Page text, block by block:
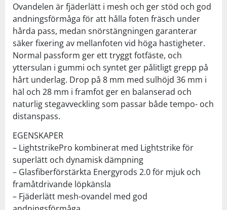
Ovandelen är fjäderlätt i mesh och ger stöd och god
andningsförmåga för att hålla foten fräsch under
hårda pass, medan snörstängningen garanterar
säker fixering av mellanfoten vid höga hastigheter.
Normal passform ger ett tryggt fotfäste, och
yttersulan i gummi och syntet ger pålitligt grepp på
hårt underlag. Drop på 8 mm med sulhöjd 36 mm i
häl och 28 mm i framfot ger en balanserad och
naturlig stegavveckling som passar både tempo- och
distanspass.
EGENSKAPER
– LightstrikePro kombinerat med Lightstrike för
superlätt och dynamisk dämpning
– Glasfiberförstärkta Energyrods 2.0 för mjuk och
framåtdrivande löpkänsla
– Fjäderlätt mesh-ovandel med god